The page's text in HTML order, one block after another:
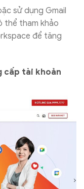
sử dụng Gmail
thể tham khảo
để tăng
cấp tài khoản